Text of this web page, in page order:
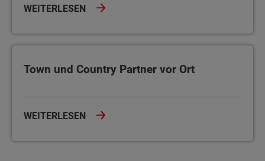
WEITERLESEN
Town und Country Partner vor Ort
WEITERLESEN